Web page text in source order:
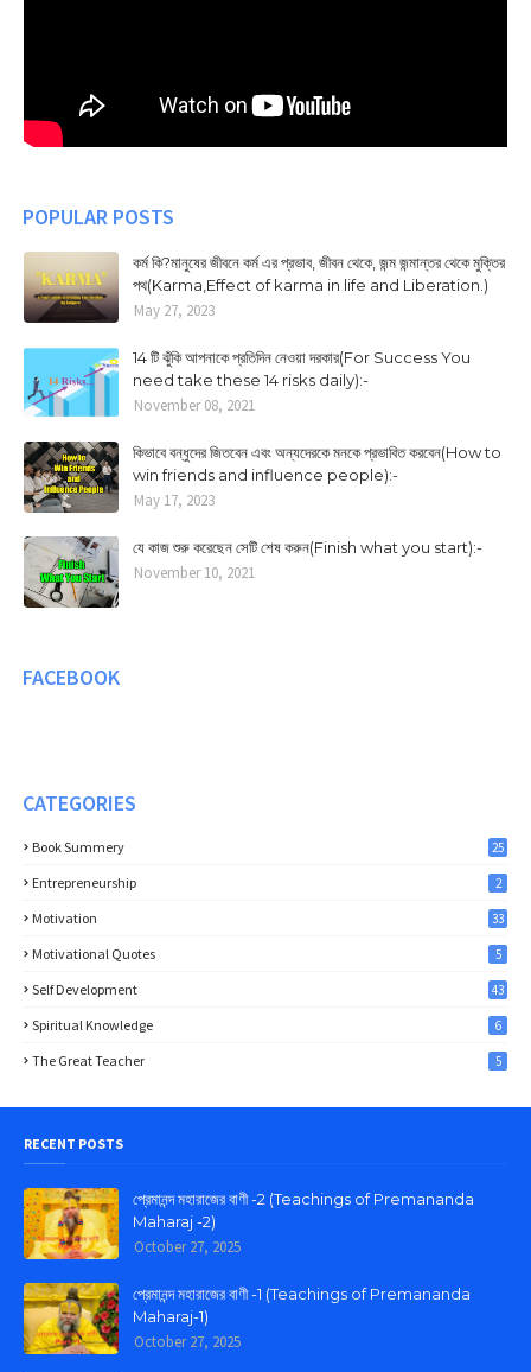
POPULAR POSTS
কর্ম কি?মানুষের জীবনে কর্ম এর প্রভাব, জীবন থেকে, জন্ম জন্মান্তর থেকে মুক্তির
পথ(Karma,Effect of karma in life and Liberation.)
May 27, 2023
14 টি ঝুঁকি আপনাকে প্রতিদিন নেওয়া দরকার(For Success You
need take these 14 risks daily):-
November 08, 2021
কিভাবে বন্ধুদের জিতবেন এবং অন্যদেরকে মনকে প্রভাবিত করবেন(How to
win friends and influence people):-
May 17, 2023
যে কাজ শুরু করেছেন সেটি শেষ করুন(Finish what you start):-
November 10, 2021
FACEBOOK
CATEGORIES
Book Summery 25
Entrepreneurship 2
Motivation 33
Motivational Quotes 5
Self Development 43
Spiritual Knowledge 6
The Great Teacher 5
RECENT POSTS
প্রেমানন্দ মহারাজের বাণী -2 (Teachings of Premananda
Maharaj -2)
October 27, 2025
প্রেমানন্দ মহারাজের বাণী -1 (Teachings of Premananda
Maharaj-1)
October 27, 2025